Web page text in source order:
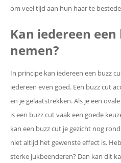
om veel tijd aan hun haar te
Kan iedereen een
nemen?
In principe kan iedereen een buzz
iedereen even goed. Een buzz cut
en je gelaatstrekken. Als je een
is een buzz cut vaak een goede
kan een buzz cut je gezicht nog
niet altijd het gewenste effect is.
sterke jukbeenderen? Dan kan dit